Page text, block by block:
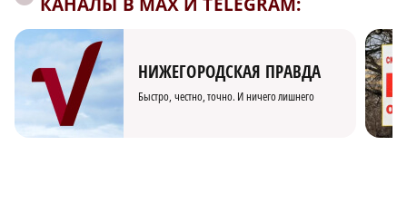
КАНАЛЫ В MAX И TELEGRAM:
НИЖЕГОРОДСКАЯ ПРАВДА
Быстро, честно, точно. И ничего лишнего